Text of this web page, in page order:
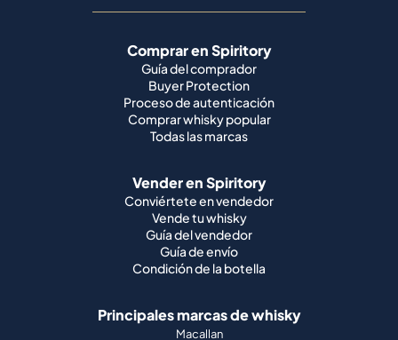
Comprar en Spiritory
Guía del comprador
Buyer Protection
Proceso de autenticación
Comprar whisky popular
Todas las marcas
Vender en Spiritory
Conviértete en vendedor
Vende tu whisky
Guía del vendedor
Guía de envío
Condición de la botella
Principales marcas de whisky
Macallan